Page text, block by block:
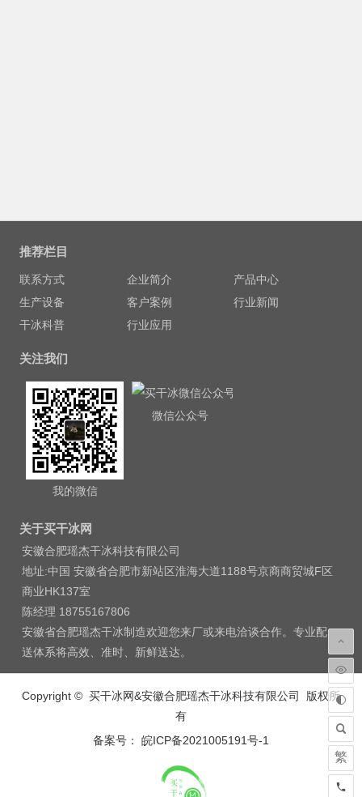
推荐栏目
联系方式 企业简介
产品中心
生产设备
客户案例
行业新闻
干冰科普
行业应用
关注我们
我的微信
微信公众号
关于买干冰网
安徽合肥瑶杰干冰科技有限公司
地址:中国 安徽省合肥市新站区淮海大道1188号京商商贸城F区
商业HK137室
陈经理 18755167806
安徽省合肥瑶杰干冰制造欢迎您来厂或来电洽谈合作。专业配
送体系将高效、准时、新鲜送达。
Copyright © 买干冰网&安徽合肥瑶杰干冰科技有限公司 版权所
有
备案号： 皖ICP备2021005191号-1
繁